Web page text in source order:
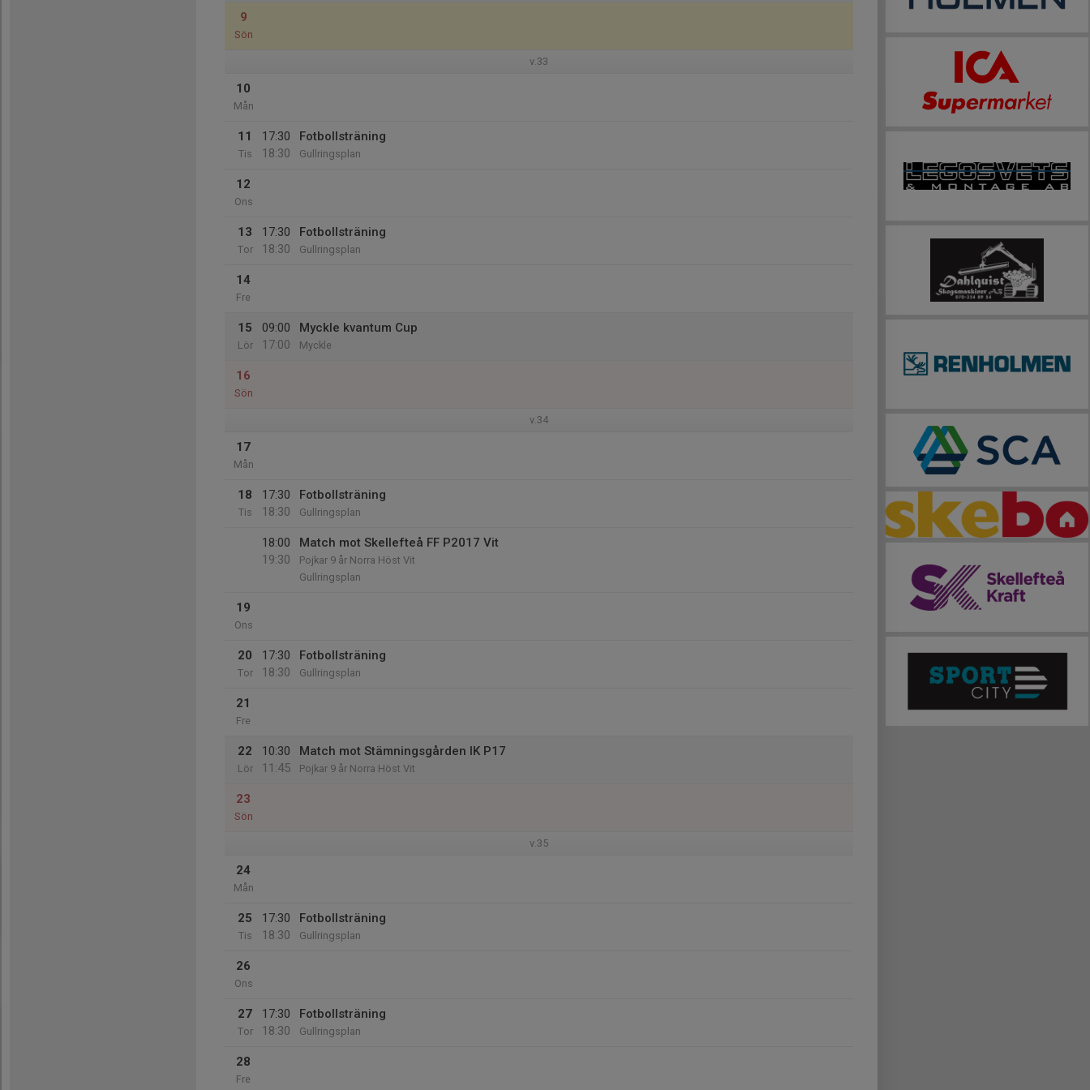
9
Sön
v.33
10
Mån
11
Tis
17:30
18:30
Fotbollsträning
Gullringsplan
12
Ons
13
Tor
17:30
18:30
Fotbollsträning
Gullringsplan
14
Fre
15
Lör
09:00
17:00
Myckle kvantum Cup
Myckle
16
Sön
v.34
17
Mån
18
Tis
17:30
18:30
Fotbollsträning
Gullringsplan
18:00
19:30
Match mot Skellefteå FF P2017 Vit
Pojkar 9 år Norra Höst Vit
Gullringsplan
19
Ons
20
Tor
17:30
18:30
Fotbollsträning
Gullringsplan
21
Fre
22
Lör
10:30
11:45
Match mot Stämningsgården IK P17
Pojkar 9 år Norra Höst Vit
23
Sön
v.35
24
Mån
25
Tis
17:30
18:30
Fotbollsträning
Gullringsplan
26
Ons
27
Tor
17:30
18:30
Fotbollsträning
Gullringsplan
28
Fre